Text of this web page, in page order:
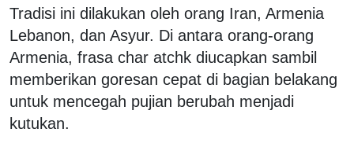
Tradisi ini dilakukan oleh orang Iran, Armenia
Lebanon, dan Asyur. Di antara orang-orang
Armenia, frasa char atchk diucapkan sambil
memberikan goresan cepat di bagian belakang
untuk mencegah pujian berubah menjadi
kutukan.